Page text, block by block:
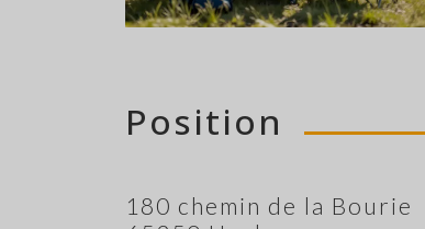
Position
180 chemin de la Bourie